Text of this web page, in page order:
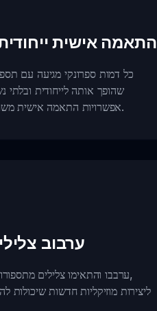
התאמה אישית
כל דמות ספרונקי מגיעה עם
שהופך אותה לייחודית
אפשרויות התאמה אישית משופרות לשחקנים.
ערבוב
ערבבו והתאימו צלילים